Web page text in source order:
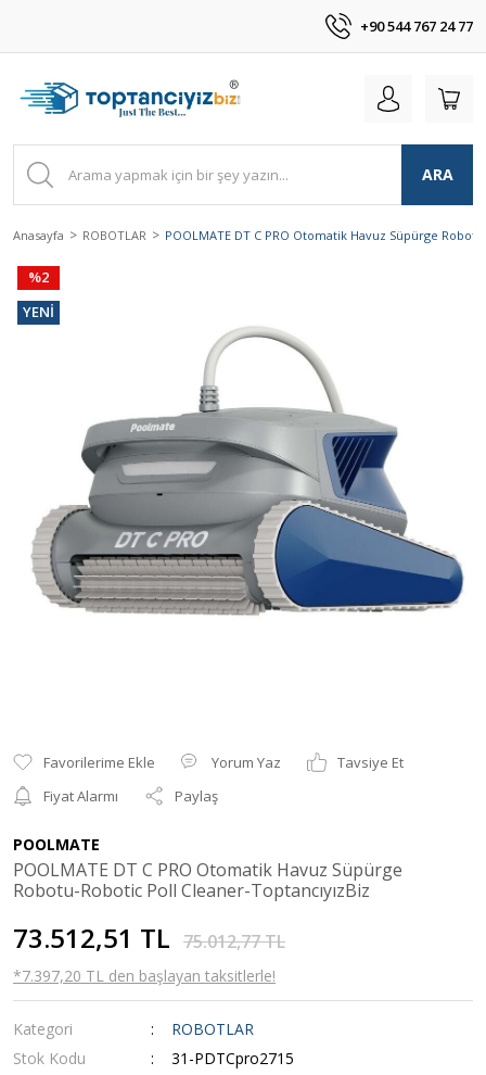
+90 544 767 24 77
ARA
Anasayfa ROBOTLAR POOLMATE DT C PRO Otomatik Havuz Süpürge
%2
YENİ
Yorum Yaz
Tavsiye Et
Fiyat Alarmı
Paylaş
POOLMATE
POOLMATE DT C PRO Otomatik Havuz Süpürge
Robotu-Robotic Poll Cleaner-ToptancıyızBiz
73.512,51 TL 75.012,77 TL
*7.397,20 TL den başlayan taksitlerle!
Kategori
ROBOTLAR
Stok Kodu
31-PDTCpro2715